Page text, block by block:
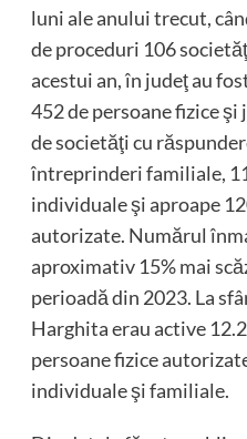
luni ale anului trecut,
de proceduri 106
acestui an, în judeţ au
452 de persoane fizice
de societăţi cu
întreprinderi familiale,
individuale şi aproape
autorizate. Numărul
aproximativ 15% mai
perioadă din 2023. La
Harghita erau active
persoane fizice
individuale şi familiale.